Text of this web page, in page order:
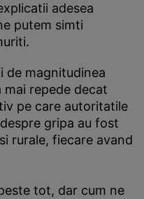
adesea
putem simti
de magnitudinea
repede decat
pe care autoritatile
gripa au fost
rurale, fiecare avand
tot, dar cum ne